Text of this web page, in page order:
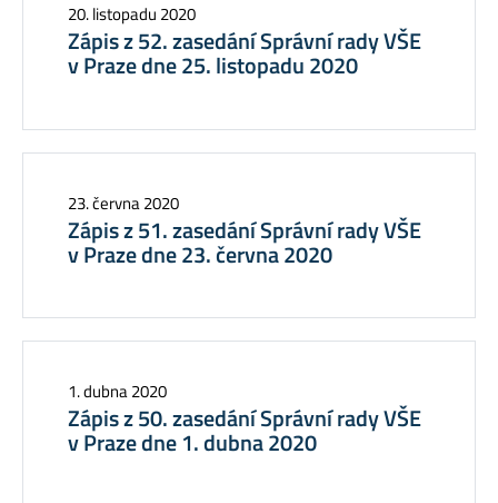
20. listopadu 2020
Zápis z 52. zasedání Správní rady VŠE
v Praze dne 25. listopadu 2020
23. června 2020
Zápis z 51. zasedání Správní rady VŠE
v Praze dne 23. června 2020
1. dubna 2020
Zápis z 50. zasedání Správní rady VŠE
v Praze dne 1. dubna 2020